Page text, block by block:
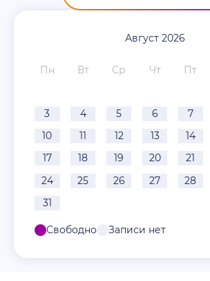
Август 2026
Пн Вт Ср Чт Пт
3
4 5 6 7
10
11 12 13 14
17
18 19 20 21
24
25 26 27 28
31
Свободно Записи нет